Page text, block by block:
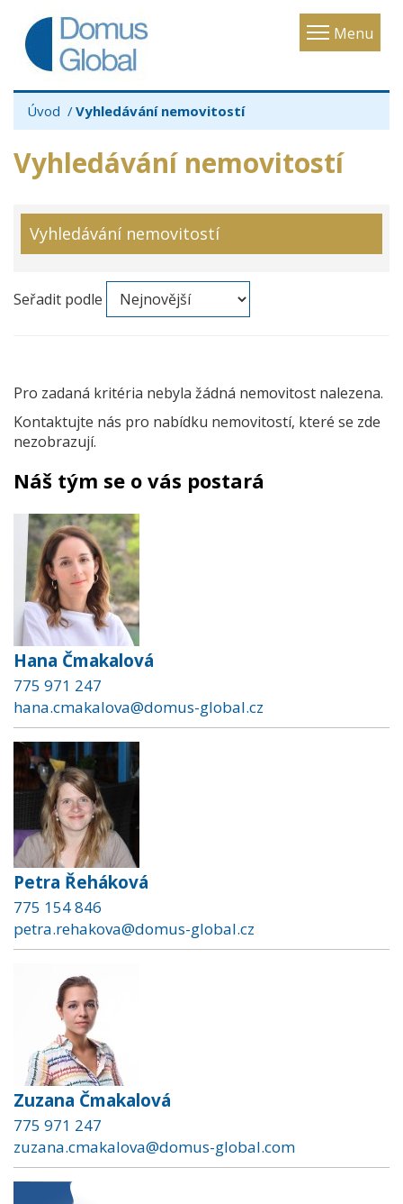
Menu
Toggle
Úvod Vyhledávání nemovitostí
Vyhledávání nemovitostí
Vyhledávání nemovitostí
Seřadit podle
Pro zadaná kritéria nebyla žádná nemovitost nalezena.
Kontaktujte nás pro nabídku nemovitostí, které se zde
nezobrazují.
Náš tým se o vás postará
Hana Čmakalová
775 971 247
hana.cmakalova@domus-global.cz
Petra Řeháková
775 154 846
petra.rehakova@domus-global.cz
Zuzana Čmakalová
775 971 247
zuzana.cmakalova@domus-global.com